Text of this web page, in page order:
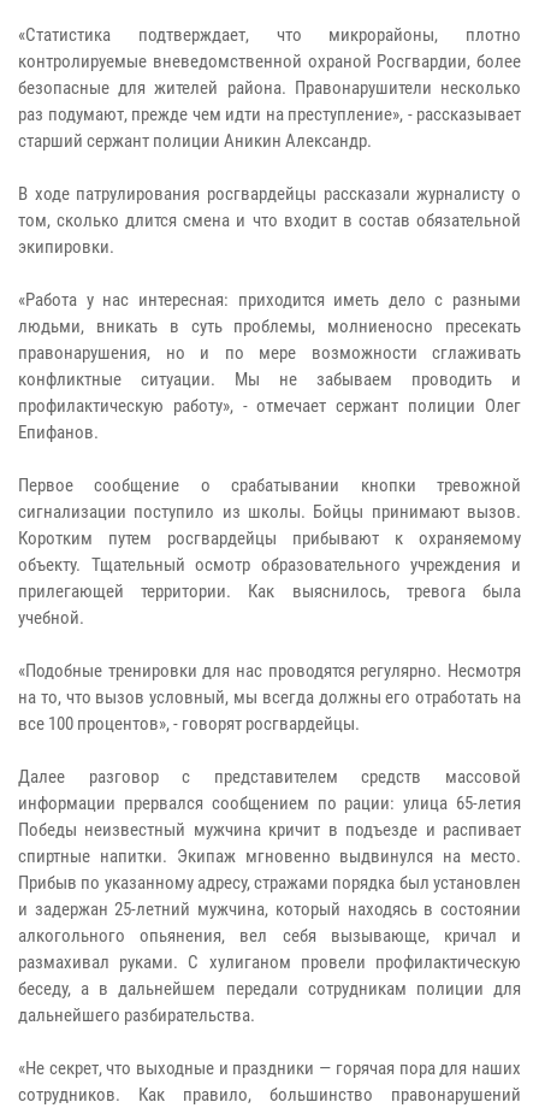
«Статистика подтверждает, что микрорайоны, плотно
контролируемые вневедомственной охраной Росгвардии, более
безопасные для жителей района. Правонарушители несколько
раз подумают, прежде чем идти на преступление», - рассказывает
старший сержант полиции Аникин Александр.
В ходе патрулирования росгвардейцы рассказали журналисту о
том, сколько длится смена и что входит в состав обязательной
экипировки.
«Работа у нас интересная: приходится иметь дело с разными
людьми, вникать в суть проблемы, молниеносно пресекать
правонарушения, но и по мере возможности сглаживать
конфликтные ситуации. Мы не забываем проводить и
профилактическую работу», - отмечает сержант полиции Олег
Епифанов.
Первое сообщение о срабатывании кнопки тревожной
сигнализации поступило из школы. Бойцы принимают вызов.
Коротким путем росгвардейцы прибывают к охраняемому
объекту. Тщательный осмотр образовательного учреждения и
прилегающей территории. Как выяснилось, тревога была
учебной.
«Подобные тренировки для нас проводятся регулярно. Несмотря
на то, что вызов условный, мы всегда должны его отработать на
все 100 процентов», - говорят росгвардейцы.
Далее разговор с представителем средств массовой
информации прервался сообщением по рации: улица 65-летия
Победы неизвестный мужчина кричит в подъезде и распивает
спиртные напитки. Экипаж мгновенно выдвинулся на место.
Прибыв по указанному адресу, стражами порядка был установлен
и задержан 25-летний мужчина, который находясь в состоянии
алкогольного опьянения, вел себя вызывающе, кричал и
размахивал руками. С хулиганом провели профилактическую
беседу, а в дальнейшем передали сотрудникам полиции для
дальнейшего разбирательства.
«Не секрет, что выходные и праздники — горячая пора для наших
сотрудников. Как правило, большинство правонарушений